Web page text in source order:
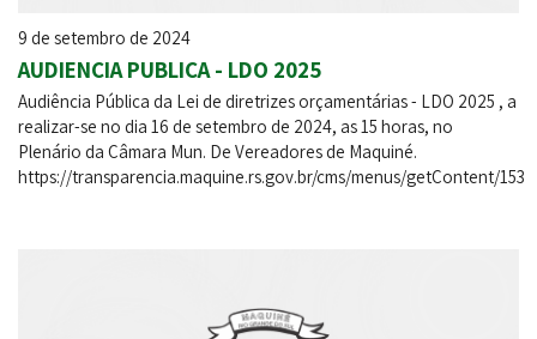
9 de setembro de 2024
AUDIENCIA PUBLICA - LDO 2025
Audiência Pública da Lei de diretrizes orçamentárias - LDO 2025 , a
realizar-se no dia 16 de setembro de 2024, as 15 horas, no
Plenário da Câmara Mun. De Vereadores de Maquiné.
https://transparencia.maquine.rs.gov.br/cms/menus/getContent/153